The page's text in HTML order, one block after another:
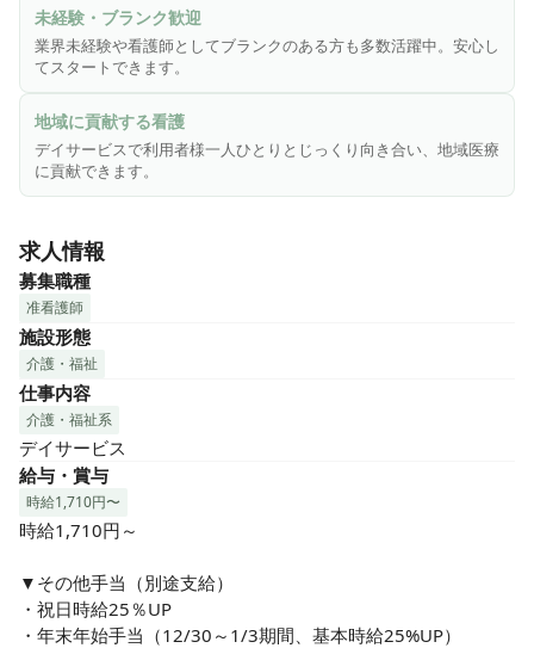
※業務効率化のため記録業務や勤怠管理は専用アプリを使用
しています。
※簡単な文字入力（メール打ち程度）ができれば問題ござい
ません。
＼こんな方にピッタリ／
夜勤なし、残業少なめで、ワークライフバランスを大切に
できます！
★ご利用者様と深く向き合いたい方
一人ひとりのご利用者様とじっくり関わり、生活全般をサ
ポートする看護にやりがいを感じられます！
★地域医療に貢献したい方
住み慣れた地域で、ご利用者様の「自分らしい暮らし」を
支える看護に魅力を感じる方！
未経験・ブランク歓迎
業界未経験や看護師としてブランクのある方も多数活躍中。安心し
てスタートできます。
地域に貢献する看護
デイサービスで利用者様一人ひとりとじっくり向き合い、地域医療
に貢献できます。
求人情報
募集職種
准看護師
施設形態
介護・福祉
仕事内容
介護・福祉系
デイサービス
給与・賞与
時給1,710円〜
時給1,710円～
▼その他手当（別途支給）
・祝日時給25％UP
・年末年始手当（12/30～1/3期間、基本時給25%UP）